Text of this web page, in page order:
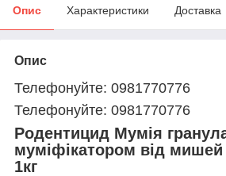
Опис Характеристики Доставка
Опис
Телефонуйте: 0981770776
Телефонуйте: 0981770776
Родентицид Мумія
муміфікатором від мишей
1кг